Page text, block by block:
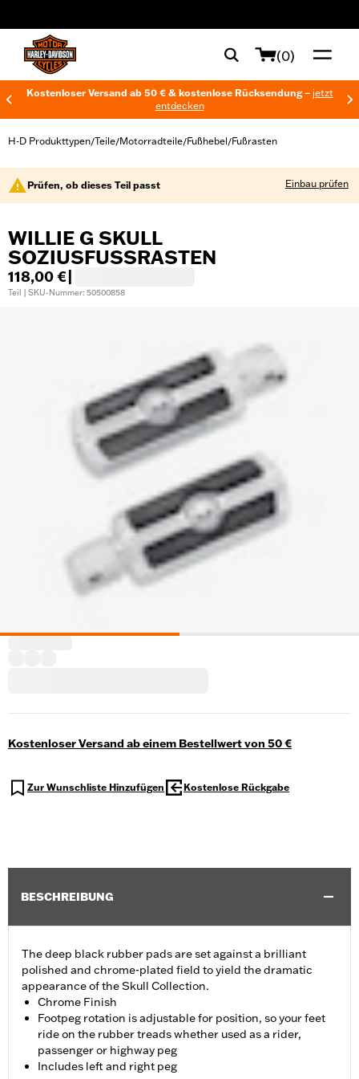
(0)
Kostenloser Versand ab 50 € & kostenlose Rücksendung – jetzt
entdecken
H-D Produkttypen/Teile/Motorradteile/Fußhebel/Fußrasten
Prüfen, ob dieses Teil passt Einbau prüfen
WILLIE G SKULL
SOZIUSFUSSRASTEN
118,00 €
Teil | SKU-Nummer: 50500858
Kostenloser Versand ab einem Bestellwert von 50 €
Zur Wunschliste Hinzufügen Kostenlose Rückgabe
BESCHREIBUNG
The deep black rubber pads are set against a brilliant
polished and chrome-plated field to yield the dramatic
appearance of the Skull Collection.
Chrome Finish
Footpeg rotation is adjustable for position, so your feet
ride on the rubber treads whether used as a rider,
passenger or highway peg
Includes left and right peg